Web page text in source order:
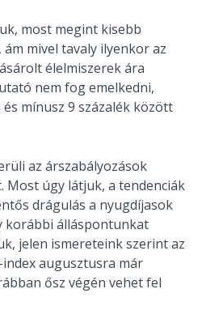
most megint kisebb
mivel tavaly ilyenkor az
élelmiszerek ára
nem fog emelkedni,
mínusz 9 százalék között
az árszabályozások
Most úgy látjuk, a tendenciák
drágulás a nyugdíjasok
korábbi álláspontunkat
jelen ismereteink szerint az
augusztusra már
ősz végén vehet fel